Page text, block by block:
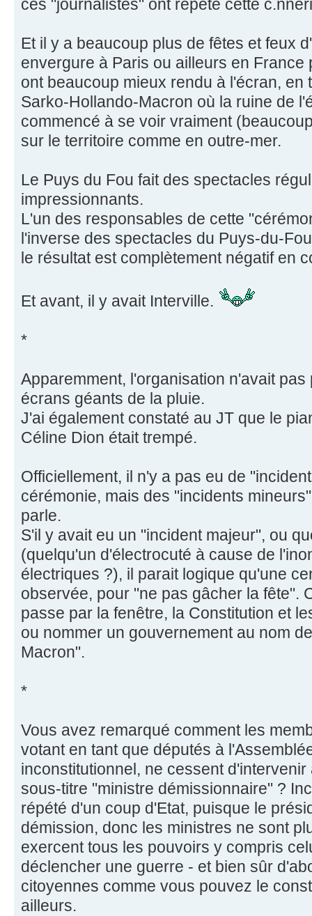
ces "journalistes" ont répété cette
Et il y a beaucoup plus de fêtes et feux
envergure à Paris ou ailleurs en France
ont beaucoup mieux rendu à l'écran, en
Sarko-Hollando-Macron où la ruine de
commencé à se voir vraiment
sur le territoire comme en outre-mer.
Le Puys du Fou fait des spectacles
impressionnants.
L'un des responsables de cette
l'inverse des spectacles du Puys-du-
le résultat est complètement négatif en
Et avant, il y avait Interville.
*
Apparemment, l'organisation n'avait
écrans géants de la pluie.
J'ai également constaté au JT que le
Céline Dion était trempé.
Officiellement, il n'y a pas eu de
cérémonie, mais des "incidents
parle.
S'il y avait eu un "incident majeur", ou
(quelqu'un d'électrocuté à cause de
électriques ?), il parait logique qu'une
observée, pour "ne pas gâcher la fête".
passe par la fenêtre, la Constitution et
ou nommer un gouvernement au nom
Macron".
*
Vous avez remarqué comment les
votant en tant que députés à
inconstitutionnel, ne cessent
sous-titre "ministre démissionnaire" ?
répété d'un coup d'Etat, puisque le
démission, donc les ministres ne sont
exercent tous les pouvoirs y compris
déclencher une guerre - et bien sûr
citoyennes comme vous pouvez le
ailleurs.